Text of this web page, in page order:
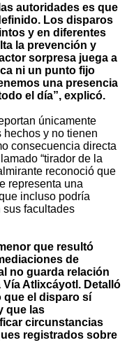
autoridades es que
Los disparos
y en diferentes
la prevención y
sorpresa juega a
ni un punto fijo
una presencia
el día”, explicó.
únicamente
y no tienen
consecuencia directa
“tirador de la
reconoció que
representa una
incluso podría
sus facultades
que resultó
de
no guarda relación
Atlixcáyotl. Detalló
que el disparo sí
que las
circunstancias
registrados sobre